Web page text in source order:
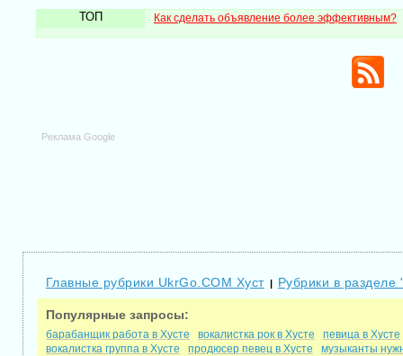
ТОП Как сделать объявление более эффективным?
Реклама Google
Главные рубрики UkrGo.COM Хуст | Рубрики в
Популярные запросы:
барабанщик работа в Хусте вокалистка рок в Хусте
певица в Хусте
вокалистка группа в Хусте
продюсер певец в Хусте музыканты